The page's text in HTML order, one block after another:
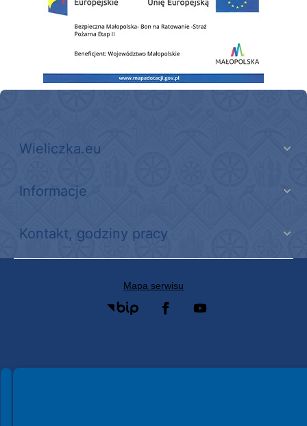
Wieliczka.eu
Informacje
Kontakt, godziny pracy
Mapa serwisu
Spełniamy standardy WCAG 2.2
Spełniamy standardy W3C